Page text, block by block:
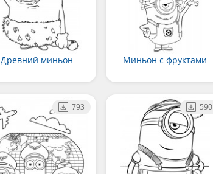
Древний миньон Миньон с фруктами
793 590